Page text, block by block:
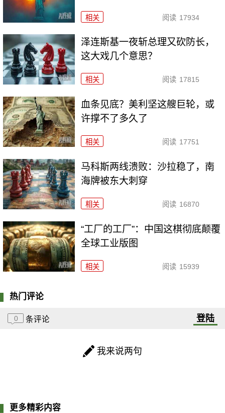
相关 阅读 17934
泽连斯基一夜斩总理又砍防长，
这大戏几个意思？
相关 阅读 17815
血条见底？美利坚这艘巨轮，或
许撑不了多久了
相关 阅读 17751
马科斯两线溃败：沙拉稳了，南
海牌被东大刺穿
相关 阅读 16870
“工厂的工厂”：中国这棋彻底颠覆
全球工业版图
相关 阅读 15939
热门评论
0 条评论 登陆
我来说两句
更多精彩内容